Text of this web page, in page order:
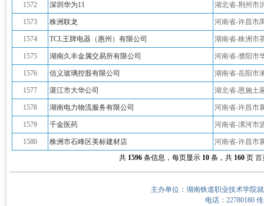
1572 深圳华为11 湖北省-荆州市
1573 株洲联龙 河南省-许昌市
1574 TCL王牌电器（惠州）有限公司 湖南省-株洲市
1575 湖南久丰金属交易所有限公司 河南省-濮阳市
1576 信义玻璃控股有限公司 湖南省-岳阳市
1577 湛江市大华公司 湖北省-恩施土
1578 湖南电力物流服务有限公司 河南省-许昌市
1579 千金医药 河南省-漯河市
1580 株洲市石峰区美标建材店
河南省-许昌市
共 1596 条信息，每页显示 10 条，共 160 页 首
主办单位：湖南铁道职业技术学院
电话：22780180